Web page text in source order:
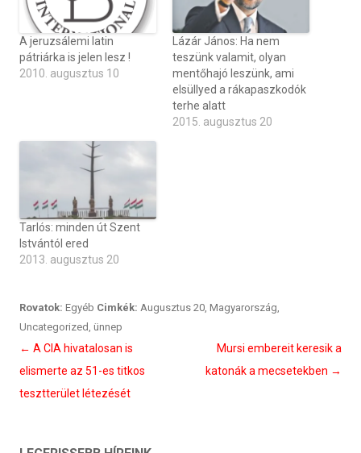
A jeruzsálemi latin
pátriárka is jelen lesz !
2010. augusztus 10
Lázár János: Ha nem
teszünk valamit, olyan
mentőhajó leszünk, ami
elsüllyed a rákapaszkodók
terhe alatt
2015. augusztus 20
Tarlós: minden út Szent
Istvántól ered
2013. augusztus 20
Rovatok: Egyéb Cimkék: Augusztus 20, Magyarország,
Uncategorized, ünnep
Bejegyzés
navigáció
← A CIA hivatalosan is
elismerte az 51-es titkos
tesztterület létezését
Mursi embereit keresik a
katonák a mecsetekben →